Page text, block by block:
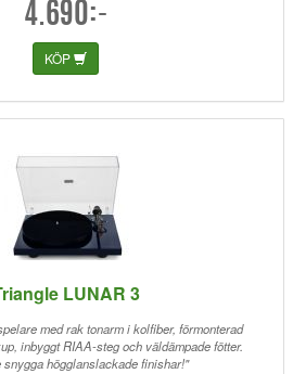
4.690:-
KÖP
LUNAR 3
med rak tonarm i kolfiber, förmonterad
inbyggt RIAA-steg och väldämpade fötter.
högglanslackade finishar!"